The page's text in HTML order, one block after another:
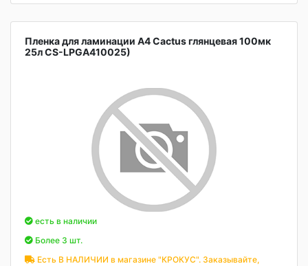
Пленка для ламинации А4 Cactus глянцевая 100мк
25л CS-LPGA410025)
есть в наличии
Более 3 шт.
Есть В НАЛИЧИИ в магазине "КРОКУС". Заказывайте,